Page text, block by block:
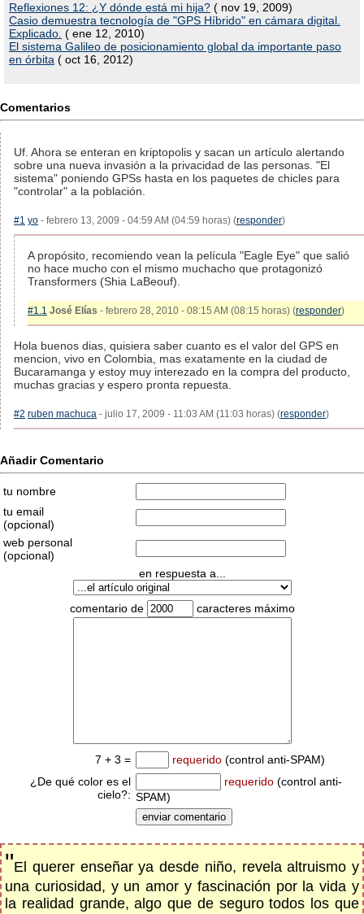
Reflexiones 12: ¿Y dónde está mi hija? ( nov 19, 2009)
Casio demuestra tecnología de "GPS Híbrido" en cámara digital.
Explicado. ( ene 12, 2010)
El sistema Galileo de posicionamiento global da importante paso
en órbita ( oct 16, 2012)
Comentarios
Uf. Ahora se enteran en kriptopolis y sacan un artículo alertando
sobre una nueva invasión a la privacidad de las personas. "El
sistema" poniendo GPSs hasta en los paquetes de chicles para
"controlar" a la población.
#1 yo - febrero 13, 2009 - 04:59 AM (04:59 horas) (responder)
A propósito, recomiendo vean la película "Eagle Eye" que salió
no hace mucho con el mismo muchacho que protagonizó
Transformers (Shia LaBeouf).
#1.1 José Elías - febrero 28, 2010 - 08:15 AM (08:15 horas) (responder)
Hola buenos dias, quisiera saber cuanto es el valor del GPS en
mencion, vivo en Colombia, mas exatamente en la ciudad de
Bucaramanga y estoy muy interezado en la compra del producto,
muchas gracias y espero pronta repuesta.
#2 ruben machuca - julio 17, 2009 - 11:03 AM (11:03 horas) (responder)
Añadir Comentario
tu nombre
tu email
(opcional)
web personal
(opcional)
en respuesta a...
comentario de caracteres máximo
7 + 3 = requerido (control anti-SPAM)
¿De qué color es el
cielo?:
requerido (control anti-
SPAM)
"El querer enseñar ya desde niño, revela altruismo y
una curiosidad, y un amor y fascinación por la vida y
la realidad grande, algo que de seguro todos los que